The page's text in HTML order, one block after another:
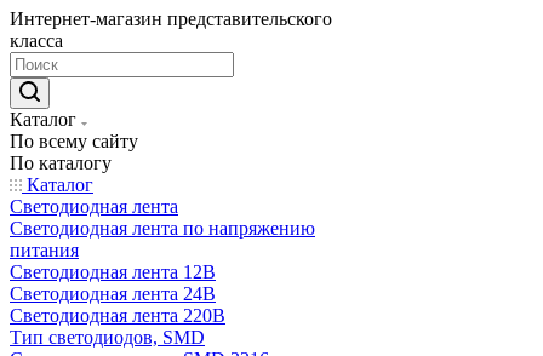
Интернет-магазин представительского
класса
Каталог
По всему сайту
По каталогу
Каталог
Светодиодная лента
Светодиодная лента по напряжению
питания
Светодиодная лента 12В
Светодиодная лента 24В
Светодиодная лента 220В
Тип светодиодов, SMD